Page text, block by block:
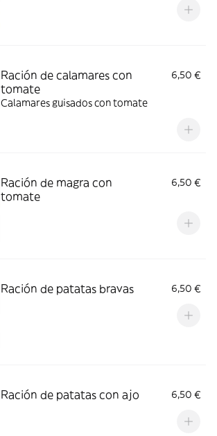
Ración de calamares con
tomate
6,50 €
Calamares guisados con tomate
Ración de magra con
tomate
6,50 €
Ración de patatas bravas 6,50 €
Ración de patatas con ajo 6,50 €